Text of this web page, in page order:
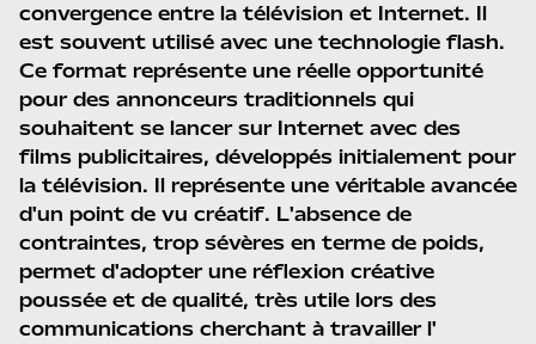
convergence entre la télévision et Internet. Il
est souvent utilisé avec une technologie flash.
Ce format représente une réelle opportunité
pour des annonceurs traditionnels qui
souhaitent se lancer sur Internet avec des
films publicitaires, développés initialement pour
la télévision. Il représente une véritable avancée
d'un point de vu créatif. L'absence de
contraintes, trop sévères en terme de poids,
permet d'adopter une réflexion créative
poussée et de qualité, très utile lors des
communications cherchant à travailler l'